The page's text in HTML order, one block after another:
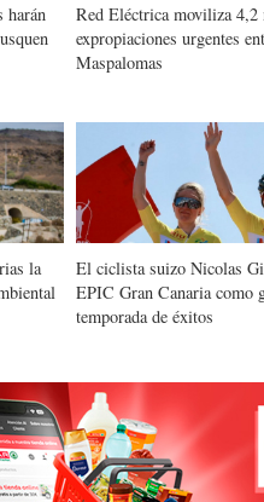
harán
Red Eléctrica moviliza 4,2
expropiaciones urgentes
Maspalomas
la
El ciclista suizo Nicolas
EPIC Gran Canaria como
temporada de éxitos